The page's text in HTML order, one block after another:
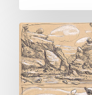
Recherche
d’Environnements
#02
/
Croquis
Rapide